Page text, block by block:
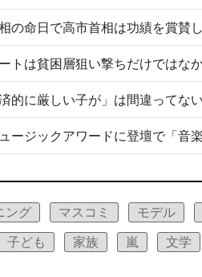
ング マスコミ モデル
子ども 家族 嵐 文学